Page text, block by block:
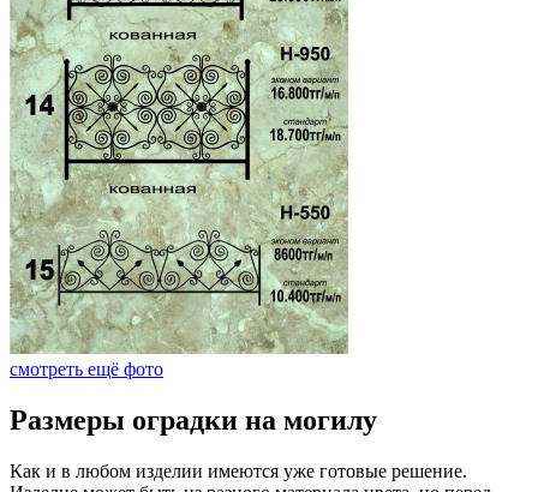
смотреть ещё фото
Размеры оградки на могилу
Как и в любом изделии имеются уже готовые решение.